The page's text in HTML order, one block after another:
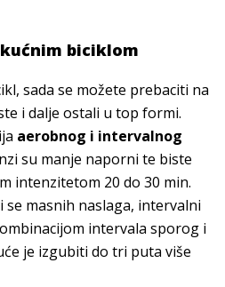
biciklom
sada se možete prebaciti na
i dalje ostali u top formi.
aerobnog i intervalnog
su manje naporni te biste
intenzitetom 20 do 30 min.
se masnih naslaga, intervalni
intervala sporog i
je izgubiti do tri puta više